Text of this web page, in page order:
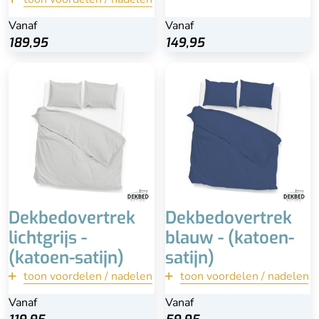
Vanaf
189,95
Bekijk
Vanaf
149,95
Dekbedovertrek
lichtgrijs -
(katoen-satijn)
toon voordelen / nadelen
Vanaf
100% katoen-satijn
Inclusief kussenslopen
(60x70)
Wasbaar
Extra lange instopstrook
terug
Bekijk
Dekbedovertrek
blauw - (katoen-
satijn)
toon voordelen / nadelen
Vanaf
Inclusief kussenslopen
100% katoen-satijn
Extra lange instopstrook
Wasbaar
terug
Bekijk